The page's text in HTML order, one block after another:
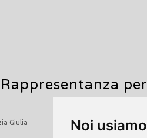
Noi
Giulia
Agenti di Commercio